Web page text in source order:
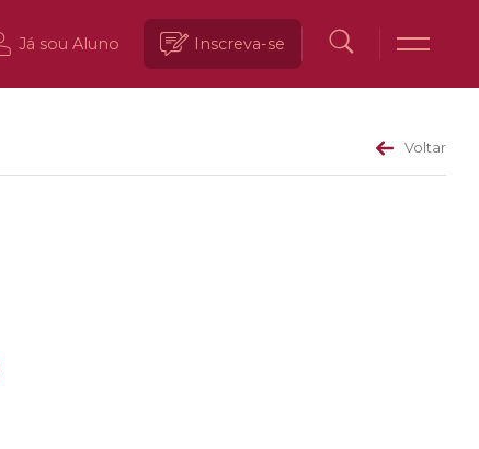
Já sou Aluno Inscreva-se
Voltar